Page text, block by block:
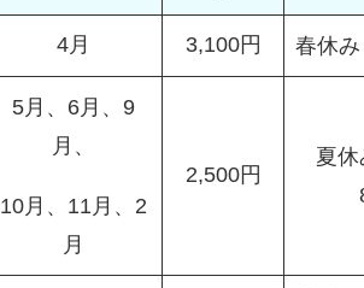
4月 3,100円 春休み
5月、6月、9
月、
10月、11月、2
月
2,500円
夏休